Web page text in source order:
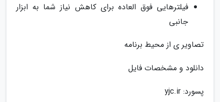
فیلترهایی فوق العاده برای کاهش نیاز شما به ابزار
جانبی
تصاویر ی از محیط برنامه
دانلود و مشخصات فایل
پسورد: yjc.ir